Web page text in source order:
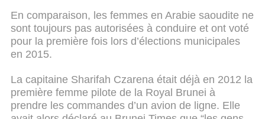
En comparaison, les femmes en Arabie saoudite ne
sont toujours pas autorisées à conduire et ont voté
pour la première fois lors d’élections municipales
en 2015.
La capitaine Sharifah Czarena était déjà en 2012 la
première femme pilote de la Royal Brunei à
prendre les commandes d’un avion de ligne. Elle